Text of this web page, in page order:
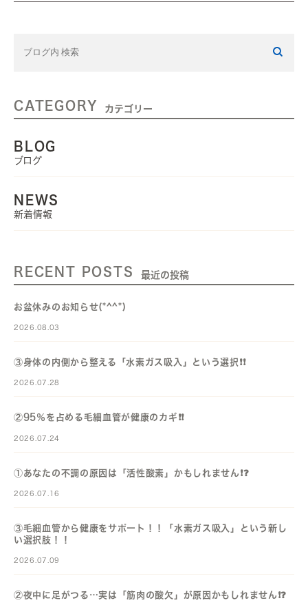
CATEGORY カテゴリー
BLOG
ブログ
NEWS
新着情報
RECENT POSTS 最近の投稿
お盆休みのお知らせ(*^^*)
2026.08.03
③身体の内側から整える「水素ガス吸入」という選択❗️❗️
2026.07.28
②95％を占める毛細血管が健康のカギ❗️❗️
2026.07.24
①あなたの不調の原因は「活性酸素」かもしれません❗️❓️
2026.07.16
③毛細血管から健康をサポート！！「水素ガス吸入」という新し
い選択肢！！
2026.07.09
②夜中に足がつる…実は「筋肉の酸欠」が原因かもしれません❗️❓️